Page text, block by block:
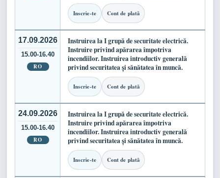
Inscrie-te Cont de plată
17.09.2026
15.00-16.40
RO
Instruirea la I grupă de securitate electrică.
Instruire privind apărarea împotriva
incendiilor. Instruirea introductiv generală
privind securitatea și sănătatea în muncă.
Inscrie-te Cont de plată
24.09.2026
15.00-16.40
RO
Instruirea la I grupă de securitate electrică.
Instruire privind apărarea împotriva
incendiilor. Instruirea introductiv generală
privind securitatea și sănătatea în muncă.
Inscrie-te Cont de plată